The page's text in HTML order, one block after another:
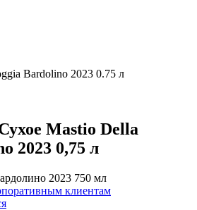
Bardolino 2023 0.75 л
Mastio Della
2023 0,75 л
2023 750 мл
клиентам